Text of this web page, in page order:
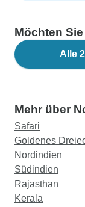
Möchten
Alle
Mehr über
Safari
Goldenes
Nordindien
Südindien
Rajasthan
Kerala